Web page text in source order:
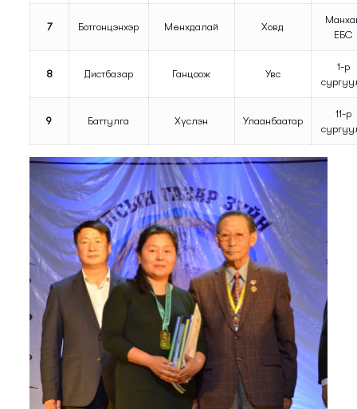
7 Ботгонцэнхэр Мөнхдалай Ховд
ЕБС
8 Дистбазар Ганцоож Увс
1-р
9 Баттулга Хүслэн Улаанбаатар
11-р